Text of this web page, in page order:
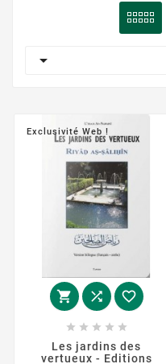

Exclusivité Web !
  
    
Les jardins des
vertueux - Editions